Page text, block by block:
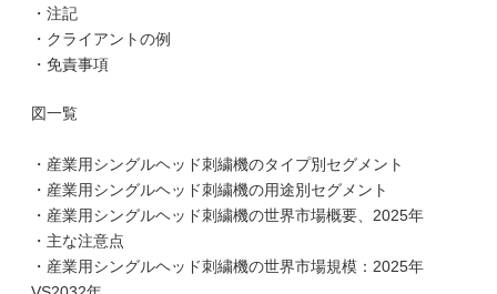
・注記
・クライアントの例
・免責事項
図一覧
・産業用シングルヘッド刺繍機のタイプ別セグメント
・産業用シングルヘッド刺繍機の用途別セグメント
・産業用シングルヘッド刺繍機の世界市場概要、2025年
・主な注意点
・産業用シングルヘッド刺繍機の世界市場規模：2025年